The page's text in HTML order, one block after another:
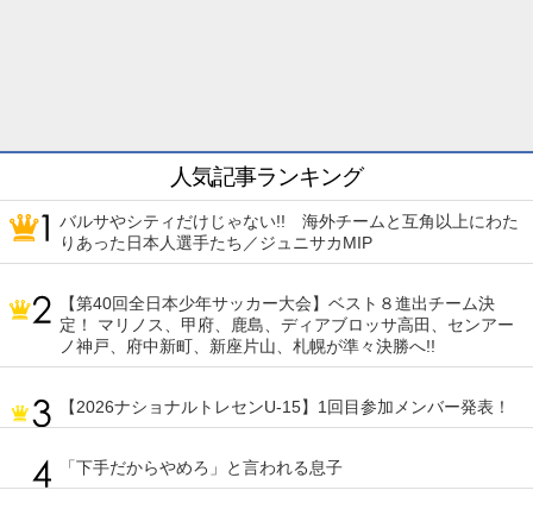
人気記事ランキング
バルサやシティだけじゃない!! 海外チームと互角以上にわた
りあった日本人選手たち／ジュニサカMIP
【第40回全日本少年サッカー大会】ベスト８進出チーム決
定！ マリノス、甲府、鹿島、ディアブロッサ高田、センアー
ノ神戸、府中新町、新座片山、札幌が準々決勝へ!!
【2026ナショナルトレセンU-15】1回目参加メンバー発表！
「下手だからやめろ」と言われる息子